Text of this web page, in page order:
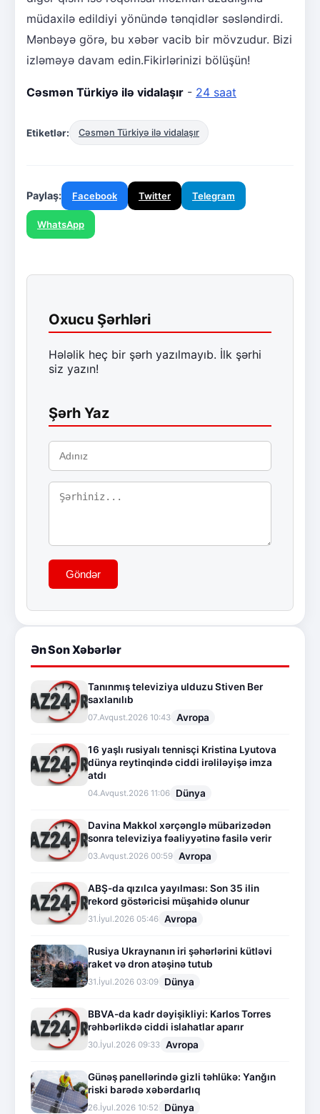
müdaxilə edildiyi yönündə tənqidlər səsləndirdi.
Mənbəyə görə, bu xəbər vacib bir mövzudur. Bizi
izləməyə davam edin.Fikirlərinizi bölüşün!
Cəsmən Türkiyə ilə vidalaşır - 24 saat
Etiketlər: Cəsmən Türkiyə ilə vidalaşır
Paylaş: Facebook Twitter Telegram
WhatsApp
Oxucu Şərhləri
Hələlik heç bir şərh yazılmayıb. İlk şərhi
siz yazın!
Şərh Yaz
Göndər
Ən Son Xəbərlər
Tanınmış televiziya ulduzu Stiven Ber
saxlanılıb
07.Avqust.2026 10:43 Avropa
16 yaşlı rusiyalı tennisçi Kristina Lyutova
dünya reytinqində ciddi irəliləyişə imza
atdı
04.Avqust.2026 11:06 Dünya
Davina Makkol xərçənglə mübarizədən
sonra televiziya fəaliyyətinə fasilə verir
03.Avqust.2026 00:59 Avropa
ABŞ-da qızılca yayılması: Son 35 ilin
rekord göstəricisi müşahidə olunur
31.İyul.2026 05:46 Avropa
Rusiya Ukraynanın iri şəhərlərini kütləvi
raket və dron atəşinə tutub
31.İyul.2026 03:09 Dünya
BBVA-da kadr dəyişikliyi: Karlos Torres
rəhbərlikdə ciddi islahatlar aparır
30.İyul.2026 09:33 Avropa
Günəş panellərində gizli təhlükə: Yanğın
riski barədə xəbərdarlıq
26.İyul.2026 10:52 Dünya